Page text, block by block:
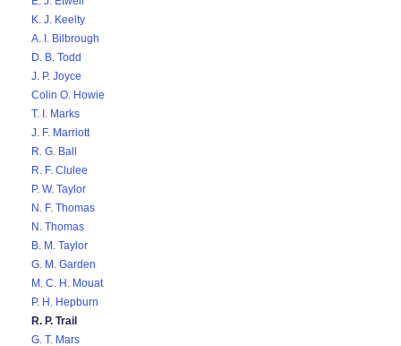
K. J. Keelty
A. I. Bilbrough
D. B. Todd
J. P. Joyce
Colin O. Howie
T. I. Marks
J. F. Marriott
R. G. Ball
R. F. Clulee
P. W. Taylor
N. F. Thomas
N. Thomas
B. M. Taylor
G. M. Garden
M. C. H. Mouat
P. H. Hepburn
R. P. Trail
G. T. Mars